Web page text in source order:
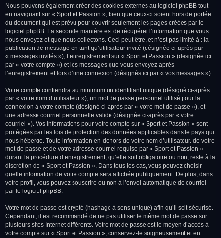
Nous pouvons également créer des cookies externes au logiciel phpBB tout
en naviguant sur « Sport et Passion », bien que ceux-ci soient hors de portée
du document qui est prévu pour couvrir seulement les pages créées par le
logiciel phpBB. La seconde manière est de récupérer l’information que vous
nous envoyez et que nous collectons. Ceci peut être, et n’est pas limité à : la
publication de message en tant qu’utilisateur invité (désignée ci-après par
« messages invités »), l’enregistrement sur « Sport et Passion » (désignée ici
par « votre compte ») et les messages que vous envoyez après
l’enregistrement et lors d’une connexion (désignés ici par « vos messages »).
Votre compte contiendra au minimum un identifiant unique (désigné ci-après
par « votre nom d’utilisateur »), un mot de passe personnel utilisé pour la
connexion à votre compte (désigné ci-après par « votre mot de passe »), et
une adresse courriel personnelle valide (désignée ci-après par « votre
courriel »). Vos informations pour votre compte sur « Sport et Passion » sont
protégées par les lois de protection des données applicables dans le pays qui
nous héberge. Toute information en-dehors de votre nom d’utilisateur, de votre
mot de passe et de votre adresse courriel requise par « Sport et Passion »
durant la procédure d’enregistrement, qu’elle soit obligatoire ou non, reste à la
discrétion de « Sport et Passion ». Dans tous les cas, vous pouvez choisir
quelle information de votre compte sera affichée publiquement. De plus, dans
votre profil, vous pouvez souscrire ou non à l’envoi automatique de courriel
par le logiciel phpBB.
Votre mot de passe est crypté (hashage à sens unique) afin qu’il soit sécurisé.
Cependant, il est recommandé de ne pas utiliser le même mot de passe sur
plusieurs sites Internet différents. Votre mot de passe est le moyen d’accès à
votre compte sur « Sport et Passion », conservez-le soigneusement et en